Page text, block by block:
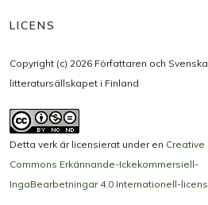
LICENS
Copyright (c) 2026 Författaren och Svenska
litteratursällskapet i Finland
Detta verk är licensierat under en Creative
Commons Erkännande-Ickekommersiell-
IngaBearbetningar 4.0 Internationell-licens